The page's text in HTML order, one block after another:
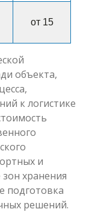
от 15
объекта,
к логистике
и
хранения
подготовка
решений.